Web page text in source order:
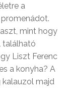
a
mint hogy
található
Liszt Ferenc
a konyha? A
majd